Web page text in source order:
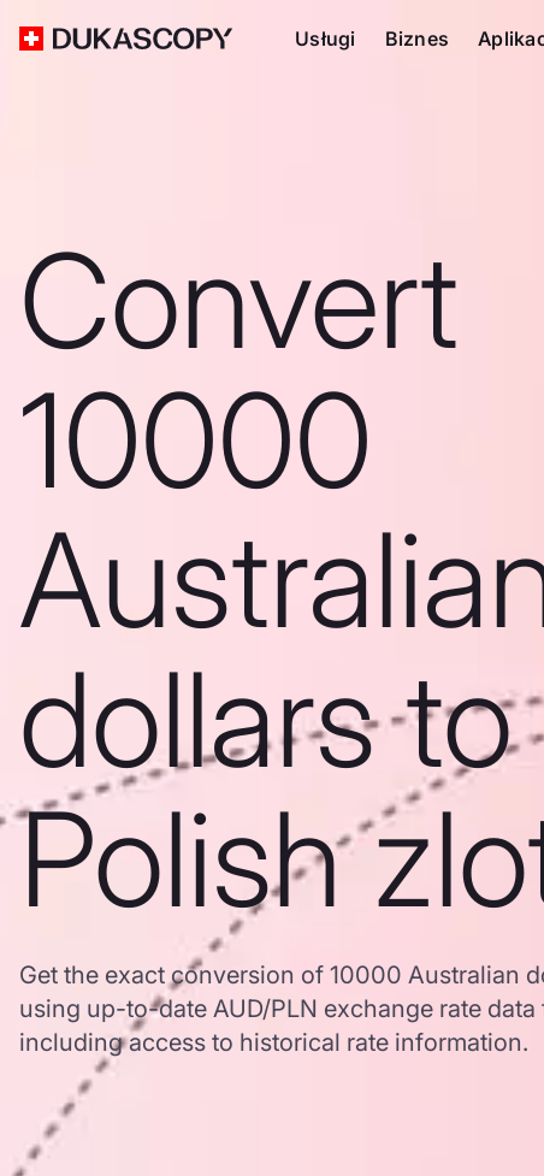
Usługi Biznes
Convert
10000
dollars to
Polish
Get the exact conversion of 10000 Australian
using up-to-date AUD/PLN exchange rate
including access to historical rate information.